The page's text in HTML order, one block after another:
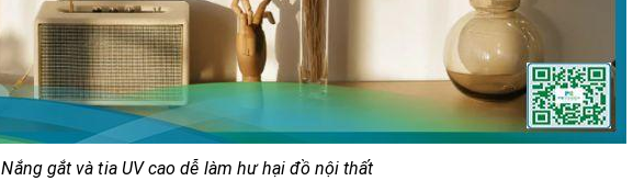
Nắng gắt và tia UV cao dễ làm hư hại đồ nội thất